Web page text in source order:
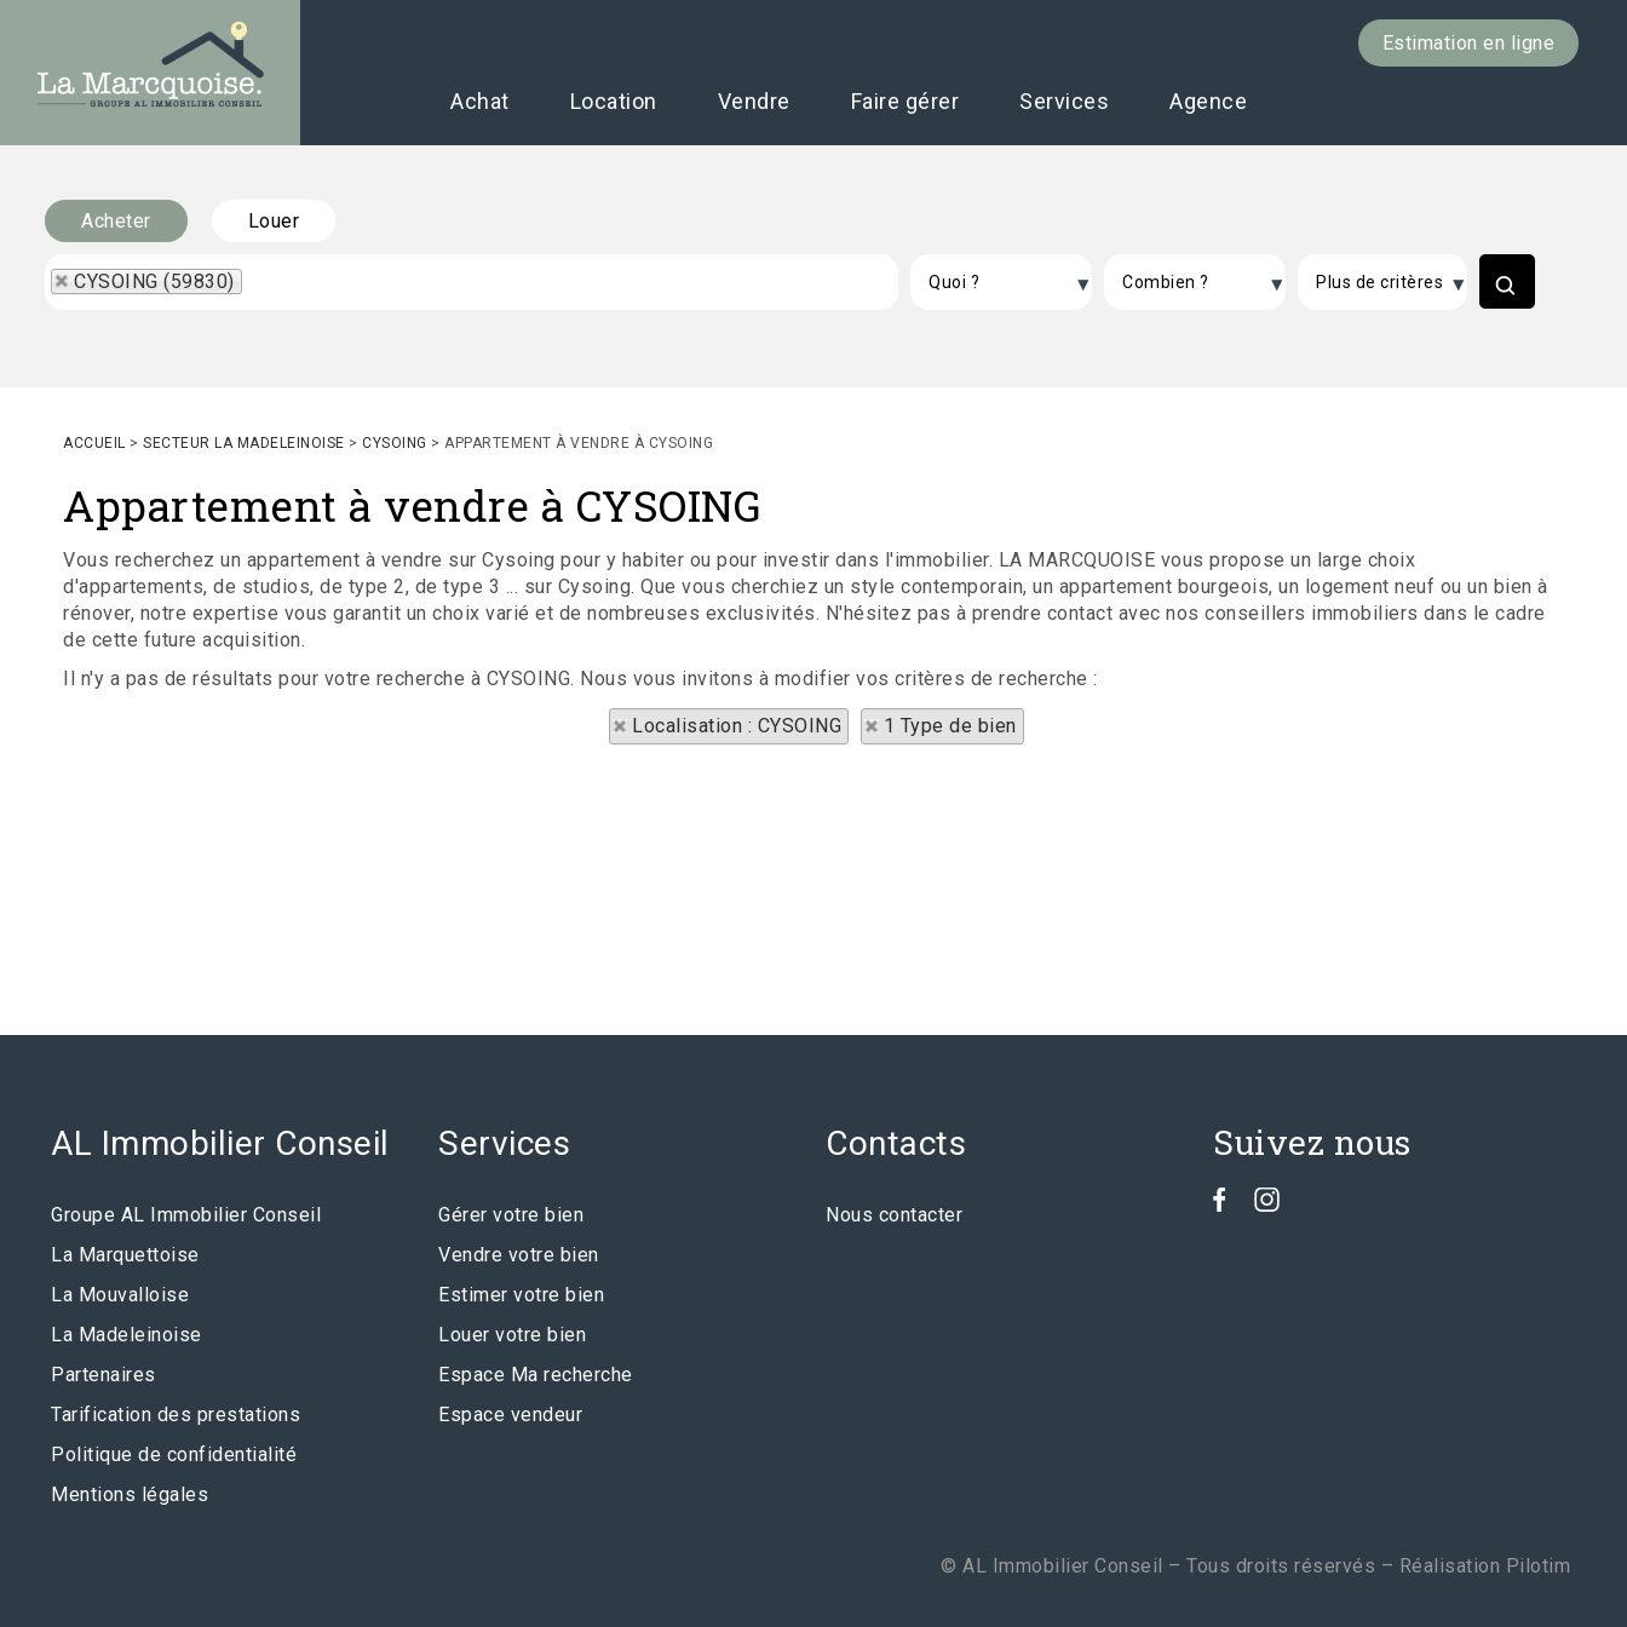
Estimation en ligne
Achat Location Vendre Faire gérer Services Agence
Acheter Louer
CYSOING (59830)
ACCUEIL > SECTEUR LA MADELEINOISE > CYSOING > APPARTEMENT À VENDRE À CYSOING
Appartement à vendre à CYSOING
Vous recherchez un appartement à vendre sur Cysoing pour y habiter ou pour investir dans l'immobilier. LA MARCQUOISE vous propose un large choix
d'appartements, de studios, de type 2, de type 3 ... sur Cysoing. Que vous cherchiez un style contemporain, un appartement bourgeois, un logement neuf ou un bien à
rénover, notre expertise vous garantit un choix varié et de nombreuses exclusivités. N'hésitez pas à prendre contact avec nos conseillers immobiliers dans le cadre
de cette future acquisition.
Il n'y a pas de résultats pour votre recherche à CYSOING. Nous vous invitons à modifier vos critères de recherche :
Localisation : CYSOING 1 Type de bien
AL Immobilier Conseil
Groupe AL Immobilier Conseil
La Marquettoise
La Mouvalloise
La Madeleinoise
Partenaires
Tarification des prestations
Politique de confidentialité
Mentions légales
Services
Gérer votre bien
Vendre votre bien
Estimer votre bien
Louer votre bien
Espace Ma recherche
Espace vendeur
Contacts
Nous contacter
Suivez nous
© AL Immobilier Conseil – Tous droits réservés – Réalisation Pilotim